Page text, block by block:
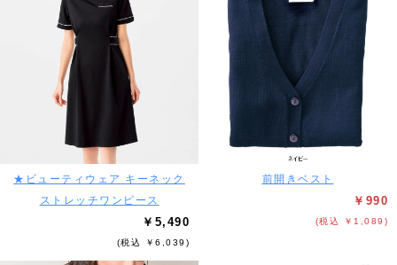
★ビューティウェア キーネック
ストレッチワンピース
￥5,490
(税込 ￥6,039)
前開きベスト
￥990
(税込 ￥1,089)